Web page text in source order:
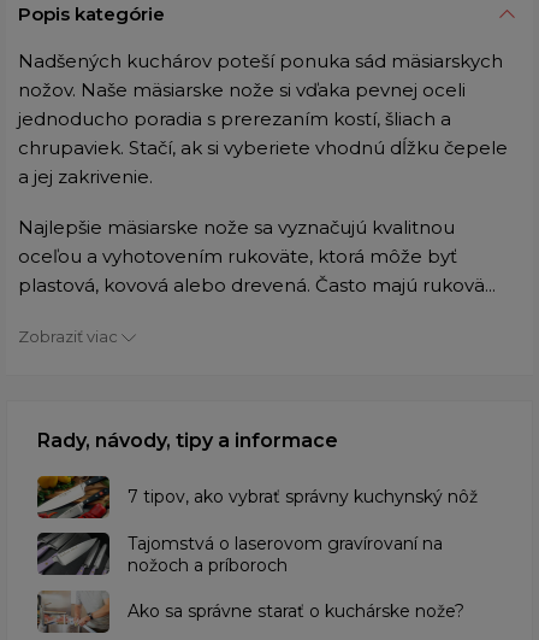
Popis kategórie
Nadšených kuchárov poteší ponuka sád mäsiarskych
nožov. Naše mäsiarske nože si vďaka pevnej oceli
jednoducho poradia s prerezaním kostí, šliach a
chrupaviek. Stačí, ak si vyberiete vhodnú dĺžku čepele
a jej zakrivenie.
Najlepšie mäsiarske nože sa vyznačujú kvalitnou
oceľou a vyhotovením rukoväte, ktorá môže byť
plastová, kovová alebo drevená. Často majú rukovä...
Zobraziť viac
Rady, návody, tipy a informace
7 tipov, ako vybrať správny kuchynský nôž
Tajomstvá o laserovom gravírovaní na
nožoch a príboroch
Ako sa správne starať o kuchárske nože?